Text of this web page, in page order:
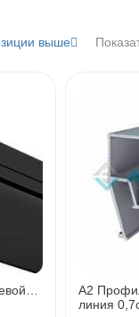
выше
А2
линия